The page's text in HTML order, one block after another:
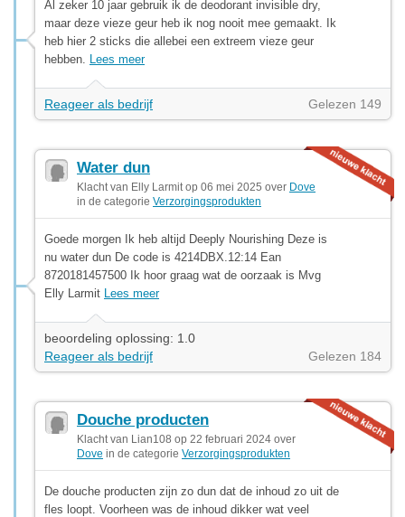
Al zeker 10 jaar gebruik ik de deodorant invisible dry,
maar deze vieze geur heb ik nog nooit mee gemaakt. Ik
heb hier 2 sticks die allebei een extreem vieze geur
hebben. Lees meer
Reageer als bedrijf Gelezen 149
Water dun
Klacht van Elly Larmit op 06 mei 2025 over Dove
in de categorie Verzorgingsprodukten
Goede morgen Ik heb altijd Deeply Nourishing Deze is
nu water dun De code is 4214DBX.12:14 Ean
8720181457500 Ik hoor graag wat de oorzaak is Mvg
Elly Larmit Lees meer
beoordeling oplossing: 1.0
Reageer als bedrijf
Gelezen 184
Douche producten
Klacht van Lian108 op 22 februari 2024 over
Dove in de categorie Verzorgingsprodukten
De douche producten zijn zo dun dat de inhoud zo uit de
fles loopt. Voorheen was de inhoud dikker wat veel